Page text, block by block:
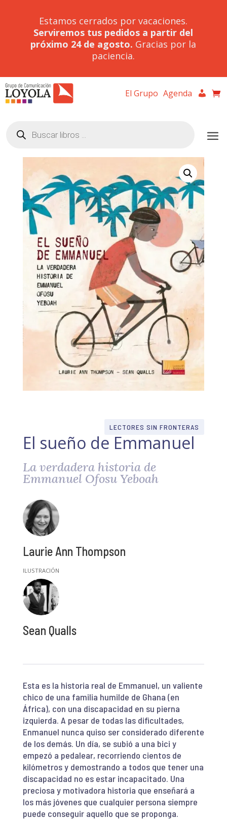
Estamos cerrados por vacaciones.
Serviremos tus pedidos a partir del
próximo 24 de agosto. Gracias por la
paciencia.
El Grupo Agenda
productos
LECTORES SIN FRONTERAS
El sueño de Emmanuel
La verdadera historia de
Emmanuel Ofosu Yeboah
Laurie Ann Thompson
Sean Qualls
Esta es la historia real de Emmanuel, un valiente
chico de una familia humilde de Ghana (en
África), con una discapacidad en su pierna
izquierda. A pesar de todas las dificultades,
Enmanuel nunca quiso ser considerado diferente
de los demás. Un día, se subió a una bici y
empezó a pedalear, recorriendo cientos de
kilómetros y demostrando a todos que tener una
discapacidad no es estar incapacitado. Una
preciosa y motivadora historia que enseñará a
los más jóvenes que cualquier persona siempre
puede conseguir aquello que se proponga.